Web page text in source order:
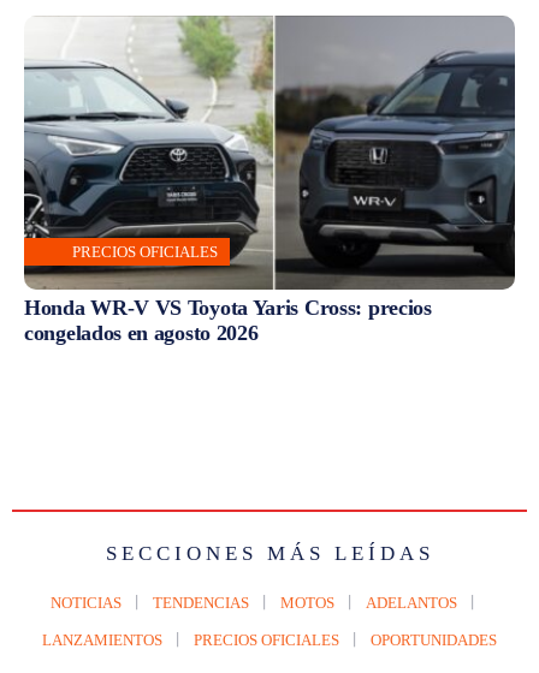
PRECIOS OFICIALES
Honda WR-V VS Toyota Yaris Cross: precios
congelados en agosto 2026
SECCIONES MÁS LEÍDAS
NOTICIAS TENDENCIAS MOTOS ADELANTOS
LANZAMIENTOS PRECIOS OFICIALES OPORTUNIDADES